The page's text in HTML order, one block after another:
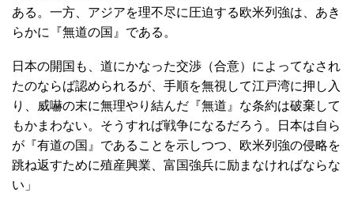
ある。一方、アジアを理不尽に圧迫する欧米列強は、あき
らかに『無道の国』である。
日本の開国も、道にかなった交渉（合意）によってなされ
たのならば認められるが、手順を無視して江戸湾に押し入
り、威嚇の末に無理やり結んだ『無道』な条約は破棄して
もかまわない。そうすれば戦争になるだろう。日本は自ら
が『有道の国』であることを示しつつ、欧米列強の侵略を
跳ね返すために殖産興業、富国強兵に励まなければならな
い」